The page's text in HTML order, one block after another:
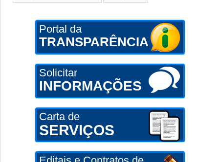
Portal da
TRANSPARÊNCIA
Solicitar
INFORMAÇÕES
Carta de
SERVIÇOS